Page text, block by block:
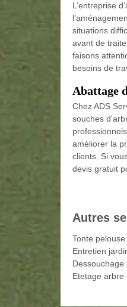
L’entreprise
situations
avant de
faisons
besoins de
Abattage
Chez ADS
souches
améliorer la
clients. Si
devis gratuit
Autres
Tonte
Entretien
Dessouchage
Etetage arbre